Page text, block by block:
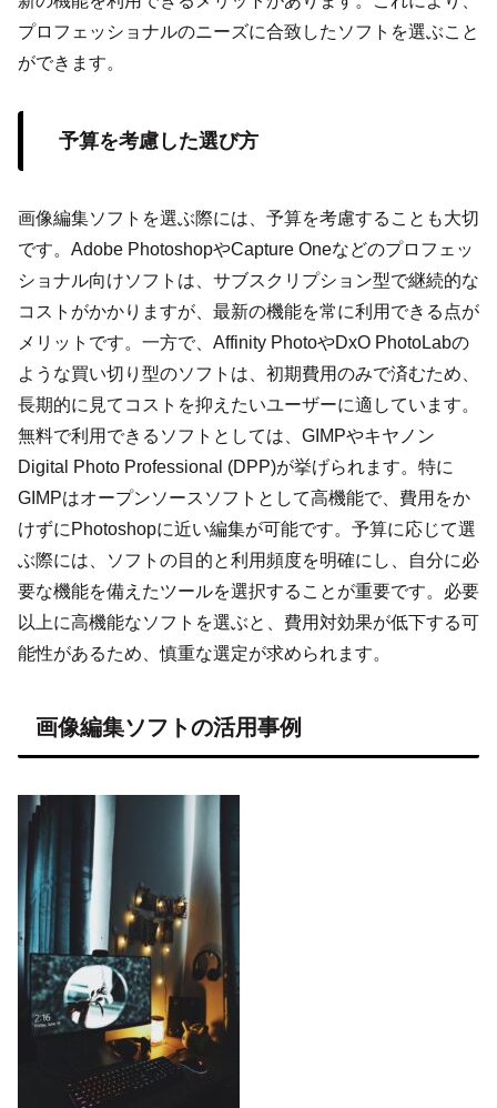
プロフェッショナルのニーズに合致したソフトを選ぶこと
ができます。
予算を考慮した選び方
画像編集ソフトを選ぶ際には、予算を考慮することも大切
です。Adobe PhotoshopやCapture Oneなどのプロフェッ
ショナル向けソフトは、サブスクリプション型で継続的な
コストがかかりますが、最新の機能を常に利用できる点が
メリットです。一方で、Affinity PhotoやDxO PhotoLabの
ような買い切り型のソフトは、初期費用のみで済むため、
長期的に見てコストを抑えたいユーザーに適しています。
無料で利用できるソフトとしては、GIMPやキヤノン
Digital Photo Professional (DPP)が挙げられます。特に
GIMPはオープンソースソフトとして高機能で、費用をか
けずにPhotoshopに近い編集が可能です。予算に応じて選
ぶ際には、ソフトの目的と利用頻度を明確にし、自分に必
要な機能を備えたツールを選択することが重要です。必要
以上に高機能なソフトを選ぶと、費用対効果が低下する可
能性があるため、慎重な選定が求められます。
画像編集ソフトの活用事例